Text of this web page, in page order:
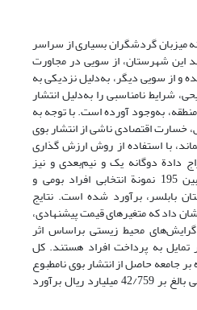
میزبان گردشگران بسیاری از سراسر
این شهرستان، از سویی در مجاورت
و از سویی دیگر، به‌دلیل نزدیکی به
شرایط نامناسبی را به‌دلیل انتشار
به‌وجود آورده است. با توجه به
اقتصادی ناشی از انتشار بوی
با استفاده از روش ارزش­ گذاری
دادة دوگانه یک ‌و نیم‌بعدی و نیز
براساس فرمول کوکران، از بین 195 نمونة انتخابی افراد بومی و
بابلسر، برآورد شده است. نتایج
داد که متغیرهای قیمت پیشنهادی،
گرایش‌های محیط‌ زیستی براساس اثر
تمایل به پرداخت افراد هستند. کل
جامعه حاصل از انتشار بوی نامطبوع
بیوگاز مرکز دپوی پسماند رقمی بالغ بر 42/759 میلیارد ریال برآورد